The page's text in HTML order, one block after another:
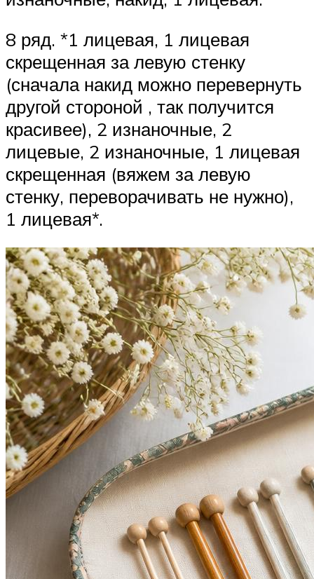
8 ряд. *1 лицевая, 1 лицевая
скрещенная за левую стенку
(сначала накид можно перевернуть
другой стороной , так получится
красивее), 2 изнаночные, 2
лицевые, 2 изнаночные, 1 лицевая
скрещенная (вяжем за левую
стенку, переворачивать не нужно),
1 лицевая*.